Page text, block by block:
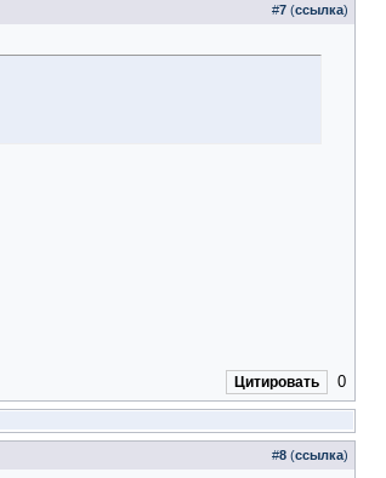
#7 (ссылка)
Цитировать 0
#8 (ссылка)